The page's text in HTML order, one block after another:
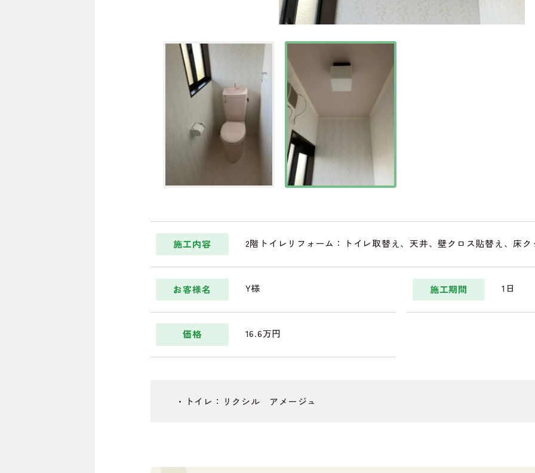
施工内容 2階トイレリフォーム：トイレ取替え、天井、壁クロス貼替え、床
お客様名 Y様 施工期間 1日
価格 16.6万円
・トイレ：リクシル アメージュ